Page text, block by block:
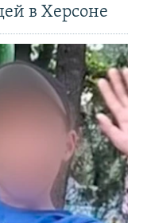
в Херсоне